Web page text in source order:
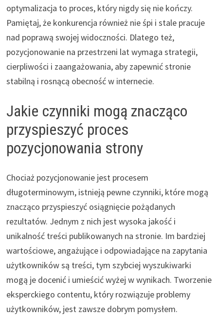
optymalizacja to proces, który nigdy się nie kończy.
Pamiętaj, że konkurencja również nie śpi i stale pracuje
nad poprawą swojej widoczności. Dlatego też,
pozycjonowanie na przestrzeni lat wymaga strategii,
cierpliwości i zaangażowania, aby zapewnić stronie
stabilną i rosnącą obecność w internecie.
Jakie czynniki mogą znacząco
przyspieszyć proces
pozycjonowania strony
Chociaż pozycjonowanie jest procesem
długoterminowym, istnieją pewne czynniki, które mogą
znacząco przyspieszyć osiągnięcie pożądanych
rezultatów. Jednym z nich jest wysoka jakość i
unikalność treści publikowanych na stronie. Im bardziej
wartościowe, angażujące i odpowiadające na zapytania
użytkowników są treści, tym szybciej wyszukiwarki
mogą je docenić i umieścić wyżej w wynikach. Tworzenie
eksperckiego contentu, który rozwiązuje problemy
użytkowników, jest zawsze dobrym pomysłem.